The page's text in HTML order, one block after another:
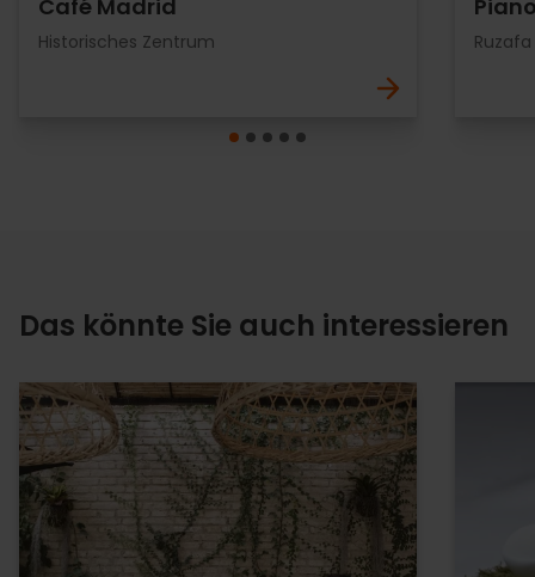
Café Madrid
Historisches Zentrum
Das könnte Sie auch interessieren